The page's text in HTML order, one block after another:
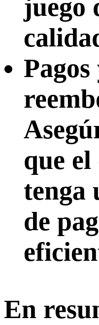
juego
Pagos
que el
tenga
de
En